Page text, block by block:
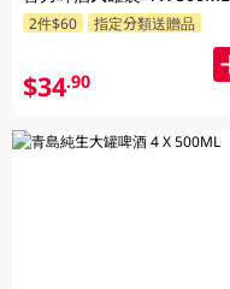
2件$60 指定分類送贈品
$34.90